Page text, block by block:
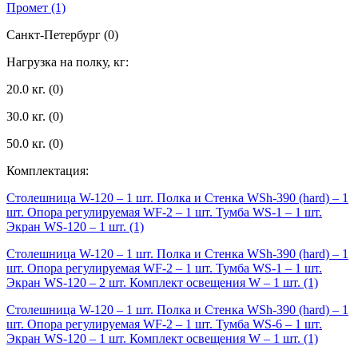
Промет (1)
Санкт-Петербург (0)
Нагрузка на полку, кг:
20.0 кг. (0)
30.0 кг. (0)
50.0 кг. (0)
Комплектация:
Столешница W-120 – 1 шт. Полка и Стенка WSh-390 (hard) – 1
шт. Опора регулируемая WF-2 – 1 шт. Тумба WS-1 – 1 шт.
Экран WS-120 – 1 шт. (1)
Столешница W-120 – 1 шт. Полка и Стенка WSh-390 (hard) – 1
шт. Опора регулируемая WF-2 – 1 шт. Тумба WS-1 – 1 шт.
Экран WS-120 – 2 шт. Комплект освещения W – 1 шт. (1)
Столешница W-120 – 1 шт. Полка и Стенка WSh-390 (hard) – 1
шт. Опора регулируемая WF-2 – 1 шт. Тумба WS-6 – 1 шт.
Экран WS-120 – 1 шт. Комплект освещения W – 1 шт. (1)